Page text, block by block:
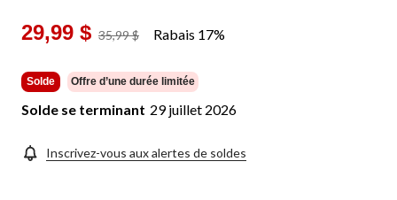
29,99 $ 35,99 $
prix
35,99 $
Rabais 17%
Solde Offre d’une durée limitée
Solde se terminant 29 juillet 2026
Inscrivez-vous aux alertes de soldes